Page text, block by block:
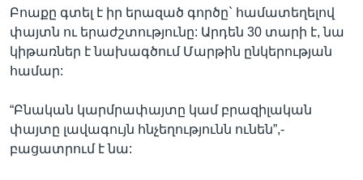
Բոաքը գտել է իր երազած գործը` համատեղելով
փայտն ու երաժշտությունը: Արդեն 30 տարի է, նա
կիթառներ է նախագծում Մարթին ընկերության
համար:
“Բնական կարմրափայտը կամ բրազիլական
փայտը լավագույն հնչեղությունն ունեն”,-
բացատրում է նա: